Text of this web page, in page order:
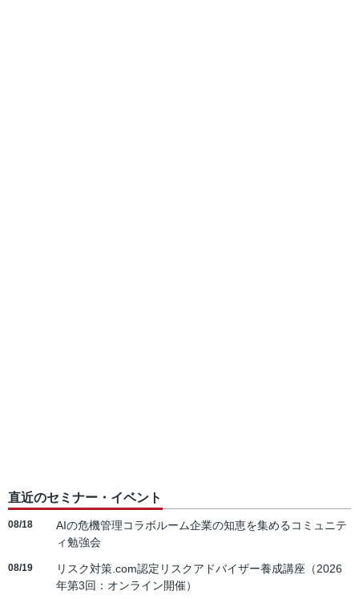
直近のセミナー・イベント
08/18
AIの危機管理コラボルーム企業の知恵を集めるコミュニテ
ィ勉強会
08/19
リスク対策.com認定リスクアドバイザー養成講座（2026
年第3回：オンライン開催）